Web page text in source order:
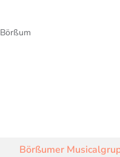
Börßum
Börßumer